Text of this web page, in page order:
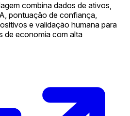
combina dados de ativos,
pontuação de confiança,
e validação humana para
de economia com alta